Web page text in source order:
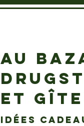
AU
ET
idées